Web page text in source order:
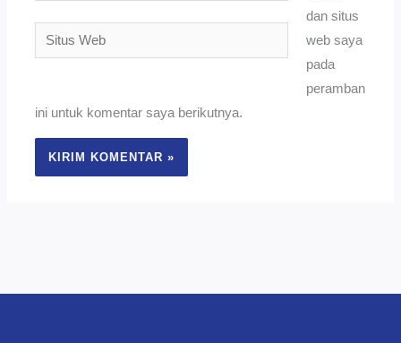
Situs
Web
dan situs
web saya
pada
peramban
ini untuk komentar saya berikutnya.